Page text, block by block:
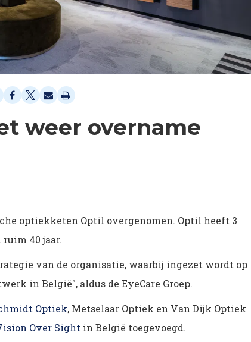
weer overname
optiekketen Optil overgenomen. Optil heeft 3
40 jaar.
van de organisatie, waarbij ingezet wordt op
in België", aldus de EyeCare Groep.
Optiek, Metselaar Optiek en Van Dijk Optiek
Over Sight in België toegevoegd.